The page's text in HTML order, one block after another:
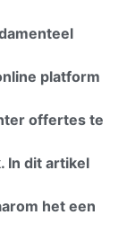
platform
offertes te
In dit artikel
het een